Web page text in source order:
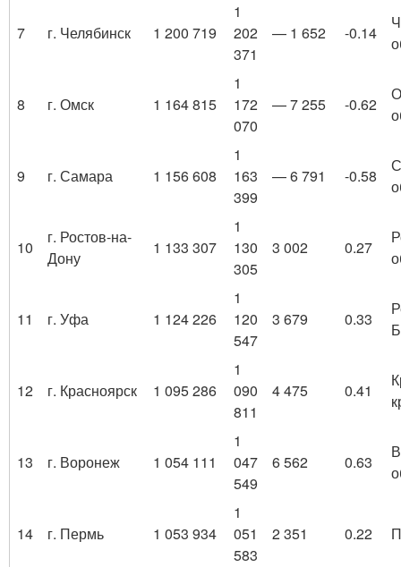
7 г. Челябинск 1 200 719
1
202
371
— 1 652 -0.14
8 г. Омск 1 164 815
1
172
070
— 7 255 -0.62
9 г. Самара 1 156 608
1
163
399
— 6 791 -0.58
10
г. Ростов-на-
Дону
1 133 307
1
130
305
3 002 0.27
11 г. Уфа 1 124 226
1
120
547
3 679 0.33
12 г. Красноярск 1 095 286
1
090
811
4 475 0.41
13 г. Воронеж 1 054 111
1
047
549
6 562 0.63
14 г. Пермь 1 053 934
1
051
583
2 351 0.22